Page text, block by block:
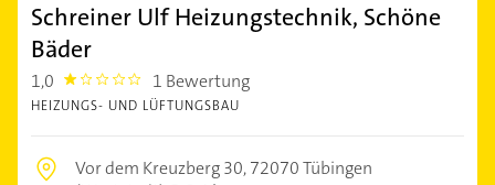
Schreiner Ulf Heizungstechnik, Schöne
Bäder
1,0 1.0 1 Bewertung
HEIZUNGS- UND LÜFTUNGSBAU
Vor dem Kreuzberg 30,72070 Tübingen